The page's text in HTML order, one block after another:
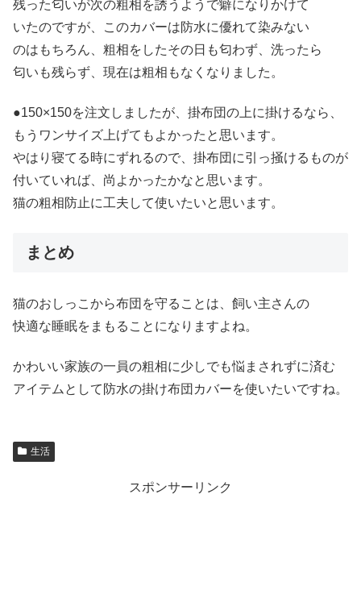
残った匂いが次の粗相を誘うようで癖になりかけて
いたのですが、このカバーは防水に優れて染みない
のはもちろん、粗相をしたその日も匂わず、洗ったら
匂いも残らず、現在は粗相もなくなりました。
●150×150を注文しましたが、掛布団の上に掛けるなら、
もうワンサイズ上げてもよかったと思います。
やはり寝てる時にずれるので、掛布団に引っ掻けるものが
付いていれば、尚よかったかなと思います。
猫の粗相防止に工夫して使いたいと思います。
まとめ
猫のおしっこから布団を守ることは、飼い主さんの
快適な睡眠をまもることになりますよね。
かわいい家族の一員の粗相に少しでも悩まされずに済む
アイテムとして防水の掛け布団カバーを使いたいですね。
生活
スポンサーリンク